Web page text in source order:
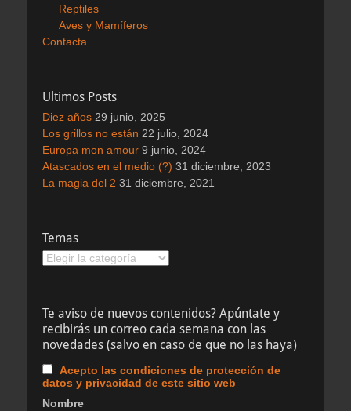
Reptiles
Aves y Mamíferos
Contacta
Ultimos Posts
Diez años 29 junio, 2025
Los grillos no están 22 julio, 2024
Europa mon amour 9 junio, 2024
Atascados en el medio (?) 31 diciembre, 2023
La magia del 2 31 diciembre, 2021
Temas
Temas
Te aviso de nuevos contenidos? Apúntate y
recibirás un correo cada semana con las
novedades (salvo en caso de que no las haya)
Acepto las condiciones de protección de
datos y privacidad de este sitio web
Nombre